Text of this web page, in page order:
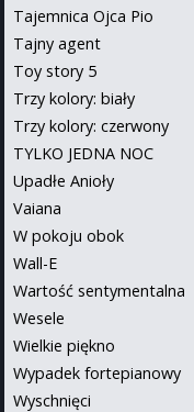
Tajemnica Ojca Pio
Tajny agent
Toy story 5
Trzy kolory: biały
Trzy kolory: czerwony
TYLKO JEDNA NOC
Upadłe Anioły
Vaiana
W pokoju obok
Wall-E
Wartość sentymentalna
Wesele
Wielkie piękno
Wypadek fortepianowy
Wyschnięci